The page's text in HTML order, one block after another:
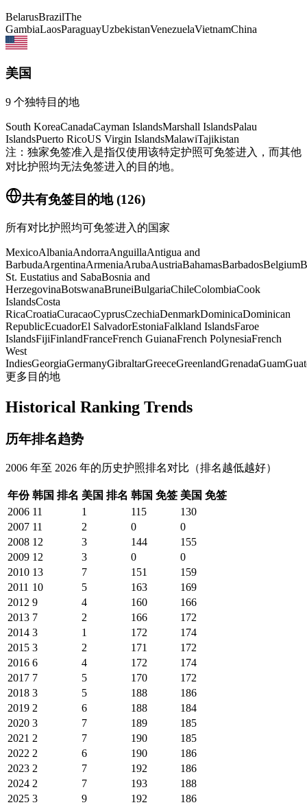
BelarusBrazilThe
GambiaLaosParaguayUzbekistanVenezuelaVietnamChina
美国
9 个独特目的地
South KoreaCanadaCayman IslandsMarshall IslandsPalau
IslandsPuerto RicoUS Virgin IslandsMalawiTajikistan
注：独家免签准入是指仅使用该特定护照可免签进入，而其他
对比护照均无法免签进入的目的地。
共有免签目的地(126)
所有对比护照均可免签进入的国家
MexicoAlbaniaAndorraAnguillaAntigua and
BarbudaArgentinaArmeniaArubaAustriaBahamasBarbadosBelgium
St. Eustatius and SabaBosnia and
HerzegovinaBotswanaBruneiBulgariaChileColombiaCook
IslandsCosta
RicaCroatiaCuracaoCyprusCzechiaDenmarkDominicaDominican
RepublicEcuadorEl SalvadorEstoniaFalkland IslandsFaroe
IslandsFijiFinlandFranceFrench GuianaFrench PolynesiaFrench
West
IndiesGeorgiaGermanyGibraltarGreeceGreenlandGrenadaGuam
更多目的地
Historical Ranking Trends
历年排名趋势
2006 年至 2026 年的历史护照排名对比（排名越低越好）
年份 韩国 排名 美国 排名 韩国 免签 美国 免签
2006 11 1 115
130
2007 11 2 0
0
2008 12 3 144
155
2009 12 3 0
0
2010 13 7 151
159
2011 10 5 163
169
2012 9 4 160
166
2013 7 2 166
172
2014 3 1 172
174
2015 3 2 171
172
2016 6 4 172
174
2017 7 5 170
172
2018 3 5 188
186
2019 2 6 188
184
2020 3 7 189
185
2021 2 7 190
185
2022 2 6 190
186
2023 2 7 192
186
2024 2 7 193
188
2025 3 9 192
186